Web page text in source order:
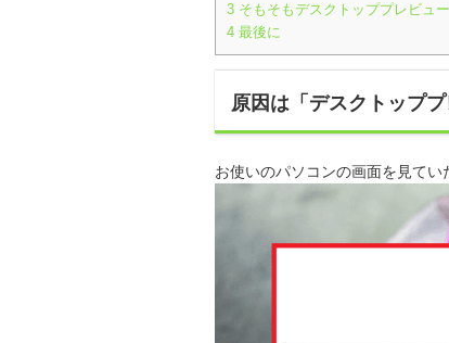
3 そもそもデスクトッププレビュ
4 最後に
原因は「デスクトップ
お使いのパソコンの画面を見てい